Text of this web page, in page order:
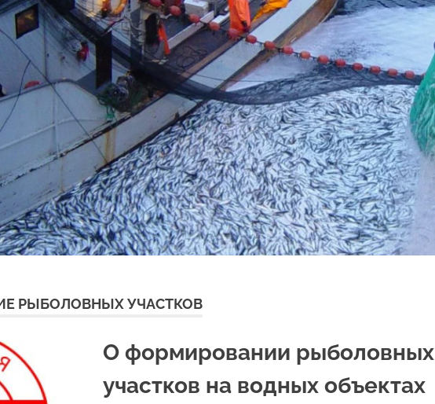
РЫБОЛОВНЫХ УЧАСТКОВ
О формировании рыболовных
участков на водных объектах